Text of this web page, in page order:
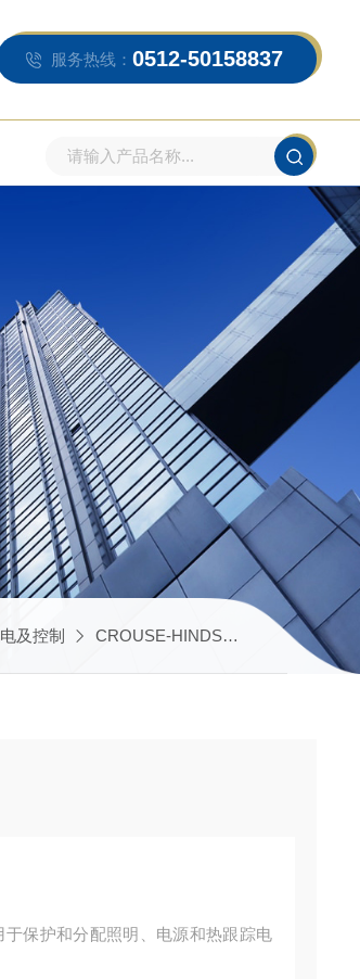
服务热线： 0512-50158837
及控制 CROUSE-HINDS美标UL配电箱
保护和分配照明、电源和热跟踪电